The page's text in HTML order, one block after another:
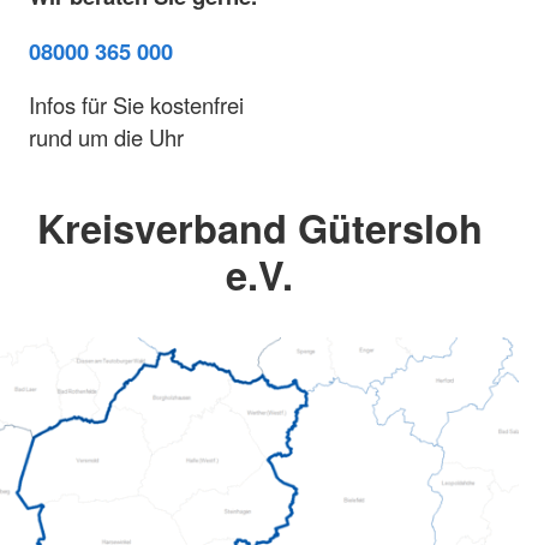
08000 365 000
Infos für Sie kostenfrei
rund um die Uhr
Kreisverband Gütersloh
e.V.